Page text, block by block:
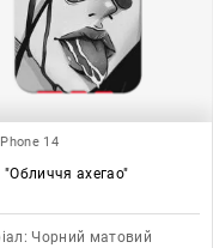
14
"Обличчя ахегао"
Чорний матовий